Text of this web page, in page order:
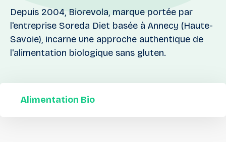
Depuis 2004, Biorevola, marque portée par
l'entreprise Soreda Diet basée à Annecy (Haute-
Savoie), incarne une approche authentique de
l'alimentation biologique sans gluten.
Alimentation Bio